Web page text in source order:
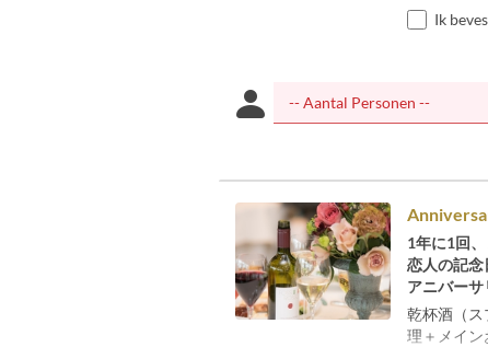
Ik
1年に1回
恋人の記念
アニバーサ
乾杯酒（
理＋メイ